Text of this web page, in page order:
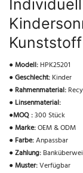
●Modell: HPK25201
●Geschlecht: Kinder
● Rahmenmaterial:
● Linsenmaterial:
●MOQ :300 Stück
●Marke:OEM & ODM
● Farbe:Anpassbar
●Zahlung:
●Muster:Verfügbar